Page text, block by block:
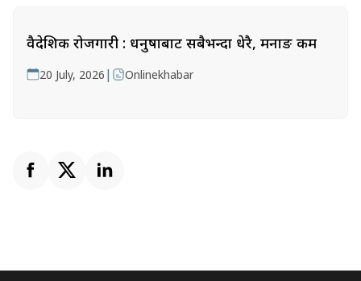
वैदेशिक रोजगारी : धनुषाबाट सबैभन्दा धेरै, मनाङ कम
20 July, 2026 | Onlinekhabar